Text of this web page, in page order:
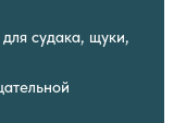
судака, щуки,